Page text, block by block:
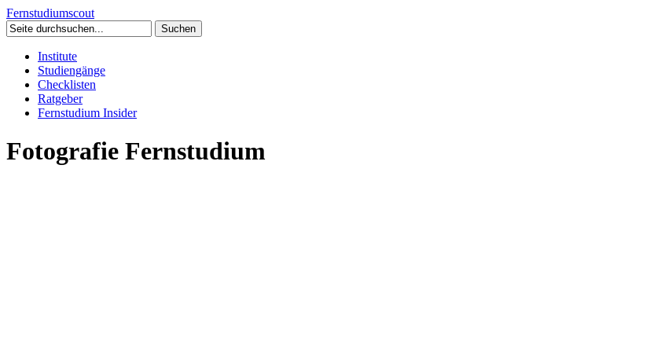
Fernstudiumscout
Institute
Studiengänge
Checklisten
Ratgeber
Fernstudium Insider
Fotografie Fernstudium